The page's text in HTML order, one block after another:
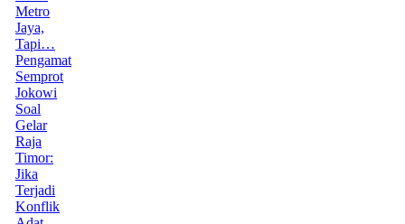
Metro
Jaya,
Tapi…
Pengamat
Semprot
Jokowi
Soal
Gelar
Raja
Timor:
Jika
Terjadi
Konflik